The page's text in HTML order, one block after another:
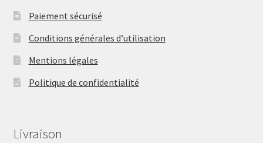
Paiement sécurisé
Conditions générales d’utilisation
Mentions légales
Politique de confidentialité
Livraison